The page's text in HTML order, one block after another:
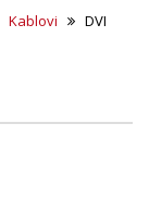
Kablovi
DVI